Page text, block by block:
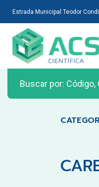
Estrada Municipal Teodor